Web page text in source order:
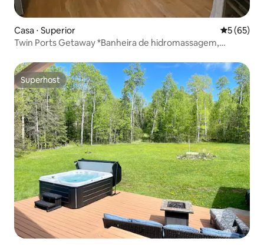
Casa ⋅ Superior 5 de uma
5 (65)
Twin Ports Getaway *Banheira de hidromassagem,
Superhost
Superhost